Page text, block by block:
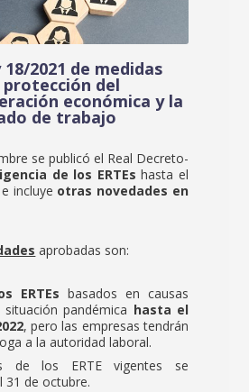
2021 de medidas
del
económica y la
de trabajo
se publicó el Real Decreto-
de los ERTEshasta el
incluye otras novedades en
aprobadas son:
ERTEs basados en causas
pandémica hasta el
, pero las empresas tendrán
a la autoridad laboral.
de los ERTE vigentes se
31 de octubre.